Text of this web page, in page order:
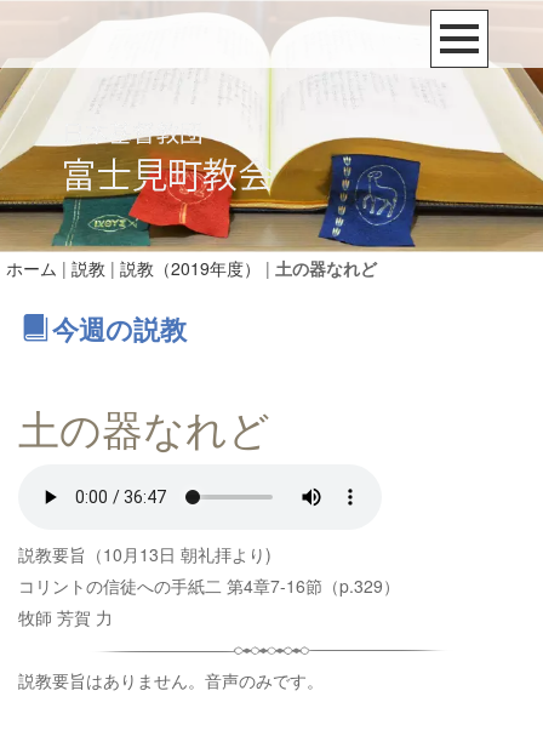
ホーム | 説教 | 説教（2019年度） | 土の器なれど
今週の説教
土の器なれど
説教要旨（10月13日 朝礼拝より)
コリントの信徒への手紙二 第4章7-16節（p.329）
牧師 芳賀 力
説教要旨はありません。音声のみです。